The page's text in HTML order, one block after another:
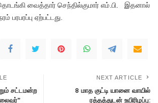
வைத்தார் செந்தில்குமார் எம்.பி. இதனால்
பரபரப்பு ஏற்பட்டது.
சட்டமன்ற
NEXT ARTICLE
8 மாத குட்டி யானை வாயில்
ரத்தத்துடன் உயிரிழப்பு: